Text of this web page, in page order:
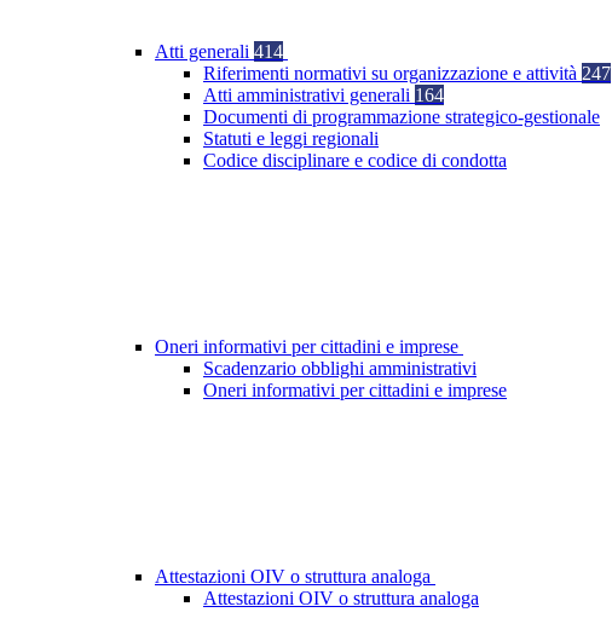
Atti generali 414
Riferimenti normativi su organizzazione e attività 247
Atti amministrativi generali 164
Documenti di programmazione strategico-gestionale
Statuti e leggi regionali
Codice disciplinare e codice di condotta
Oneri informativi per cittadini e imprese
Scadenzario obblighi amministrativi
Oneri informativi per cittadini e imprese
Attestazioni OIV o struttura analoga
Attestazioni OIV o struttura analoga